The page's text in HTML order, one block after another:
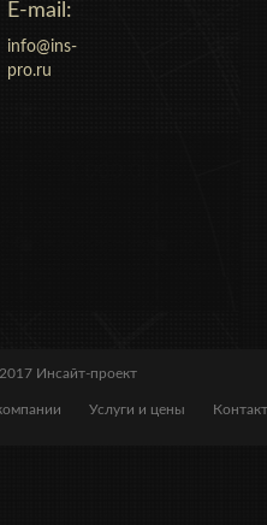
E-mail:
info@ins-
pro.ru
Инсайт-проект
Услуги и цены